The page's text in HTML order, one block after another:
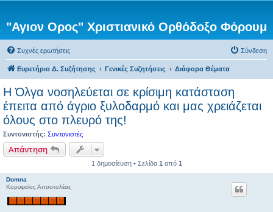
"Αγιον Ορος" Χριστιανικό Ορθόδοξο Φόρουμ
Συχνές ερωτήσεις Σύνδεση
Ευρετήριο Δ. Συζήτησης Γενικές Συζητήσεις Διάφορα Θέματα
H Όλγα νοσηλεύεται σε κρίσιμη κατάσταση
έπειτα από άγριο ξυλοδαρμό και μας χρειάζεται
όλους στο πλευρό της!
Συντονιστής: Συντονιστές
Απάντηση
1 δημοσίευση • Σελίδα 1 από 1
Domna
Κορυφαίος Αποστολέας